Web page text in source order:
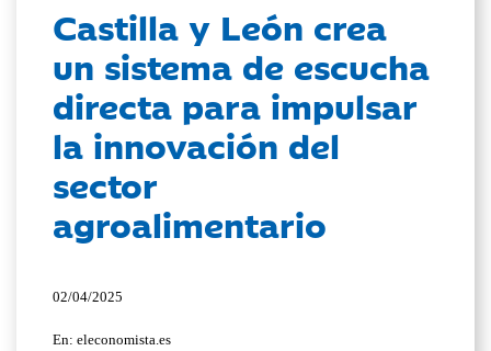
Castilla y León crea
un sistema de escucha
directa para impulsar
la innovación del
sector
agroalimentario
02/04/2025
En: eleconomista.es